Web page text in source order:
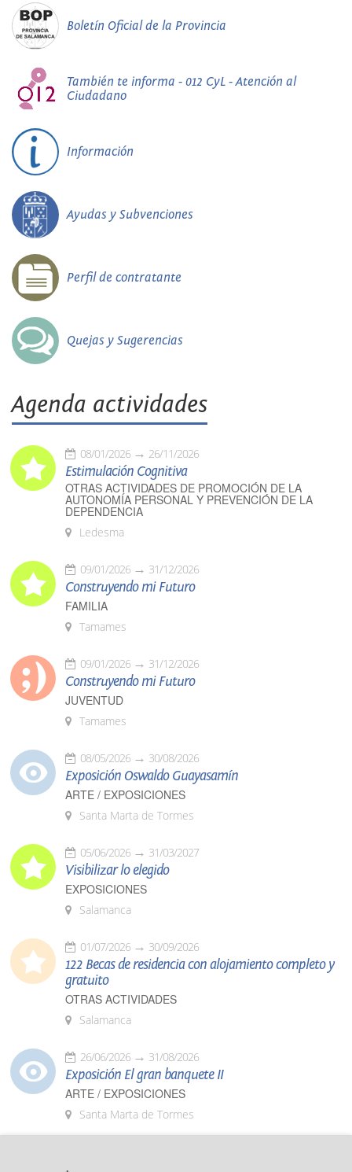
Boletín Oficial de la Provincia
También te informa - 012 CyL - Atención al
Ciudadano
Información
Ayudas y Subvenciones
Perfil de contratante
Quejas y Sugerencias
Agenda actividades
08/01/2026 26/11/2026
Estimulación Cognitiva
OTRAS ACTIVIDADES DE PROMOCIÓN DE LA
AUTONOMÍA PERSONAL Y PREVENCIÓN DE LA
DEPENDENCIA
Ledesma
09/01/2026 31/12/2026
Construyendo mi Futuro
FAMILIA
Tamames
09/01/2026 31/12/2026
Construyendo mi Futuro
JUVENTUD
Tamames
08/05/2026 30/08/2026
Exposición Oswaldo Guayasamín
ARTE / EXPOSICIONES
Santa Marta de Tormes
05/06/2026 31/03/2027
Visibilizar lo elegido
EXPOSICIONES
Salamanca
01/07/2026 30/09/2026
122 Becas de residencia con alojamiento completo y
gratuito
OTRAS ACTIVIDADES
Salamanca
26/06/2026 31/08/2026
Exposición El gran banquete II
ARTE / EXPOSICIONES
Santa Marta de Tormes